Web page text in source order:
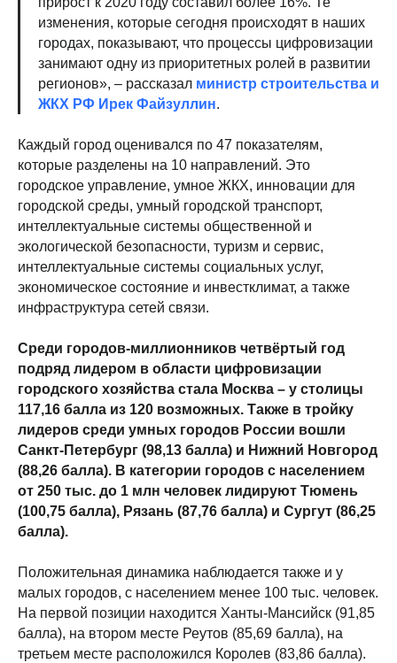
изменения, которые сегодня происходят в наших
городах, показывают, что процессы цифровизации
занимают одну из приоритетных ролей в развитии
регионов», – рассказал министр строительства и
ЖКХ РФ Ирек Файзуллин.
Каждый город оценивался по 47 показателям,
которые разделены на 10 направлений. Это
городское управление, умное ЖКХ, инновации для
городской среды, умный городской транспорт,
интеллектуальные системы общественной и
экологической безопасности, туризм и сервис,
интеллектуальные системы социальных услуг,
экономическое состояние и инвестклимат, а также
инфраструктура сетей связи.
Среди городов-миллионников четвёртый год
подряд лидером в области цифровизации
городского хозяйства стала Москва – у столицы
117,16 балла из 120 возможных. Также в тройку
лидеров среди умных городов России вошли
Санкт-Петербург (98,13 балла) и Нижний Новгород
(88,26 балла). В категории городов с населением
от 250 тыс. до 1 млн человек лидируют Тюмень
(100,75 балла), Рязань (87,76 балла) и Сургут (86,25
балла).
Положительная динамика наблюдается также и у
малых городов, с населением менее 100 тыс. человек.
На первой позиции находится Ханты-Мансийск (91,85
балла), на втором месте Реутов (85,69 балла), на
третьем месте расположился Королев (83,86 балла).